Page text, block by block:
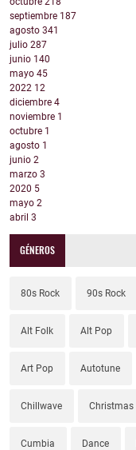
septiembre 187
agosto 341
julio 287
junio 140
mayo 45
2022 12
diciembre 4
noviembre 1
octubre 1
agosto 1
junio 2
marzo 3
2020 5
mayo 2
abril 3
GÉNEROS
80s Rock 90s Rock
Alt Folk Alt Pop
Art Pop Autotune
Chillwave Christmas
Cumbia Dance